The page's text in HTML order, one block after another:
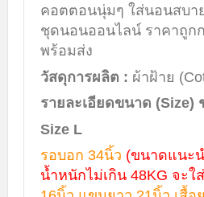
คอตตอนนุ่มๆ ใส่นอนสบา
ชุดนอนออนไลน์ ราคาถูก
พร้อมส่ง
วัสดุการผลิต : ผ้าฝ้าย
รายละเอียดขนาด (Size)
Size L
รอบอก 34นิ้ว (ขนาดแนะ
น้ำหนักไม่เกิน 48KG จะใ